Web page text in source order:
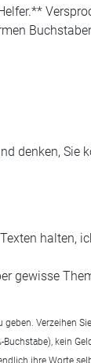
denken, Sie
gewisse
Verzeihen
kein
ihre Worte